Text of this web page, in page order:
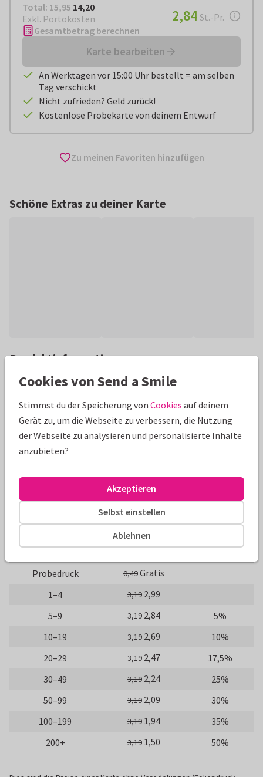
Total: € 14,20
Total: 15,95 14,20
Exkl. Portokosten
€ 2,84pro Stück
2,84 St.-Pr.
Gesamtbetrag berechnen
Karte bearbeiten
An Werktagen vor 15:00 Uhr bestellt = am selben
Tag verschickt
Nicht zufrieden? Geld zurück!
Kostenlose Probekarte von deinem Entwurf
Zu meinen Favoriten hinzufügen
Schöne Extras zu deiner Karte
Produktinformation
Edle Fotokarte als Glückwünsche zum Hochzeitsjubiläum,
Karten fallen extra Portokosten an.)
Alle Karten können nach Wunsch angepasst werden.
Größen und Preise
10 x 10 cm 14 x 14 cm 21 x 21 cm
Probedruck 0,49Gratis
1–4
3,19 2,99
5–9
3,19 2,84
5%
10–19
3,19 2,69
10%
20–29
3,19 2,47
17,5%
30–49
3,19 2,24
25%
50–99
3,19 2,09
30%
100–199
3,19 1,94
35%
200+
3,19 1,50 50%
Cookies von Send a Smile
Stimmst du der Speicherung von Cookies auf deinem
Gerät zu, um die Webseite zu verbessern, die Nutzung
der Webseite zu analysieren und personalisierte Inhalte
anzubieten?
Ablehnen
Selbst einstellen
Akzeptieren